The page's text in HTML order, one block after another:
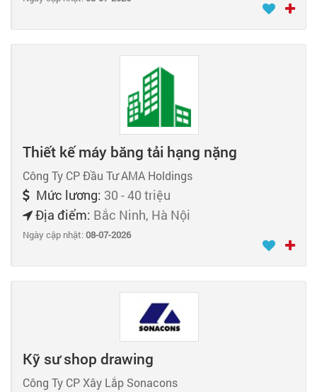
Thiết kế máy băng tải hạng nặng
Công Ty CP Đầu Tư AMA Holdings
Mức lương: 30 - 40 triệu
Địa điểm: Bắc Ninh, Hà Nội
Ngày cập nhật:08-07-2026
Kỹ sư shop drawing
Công Ty CP Xây Lắp Sonacons